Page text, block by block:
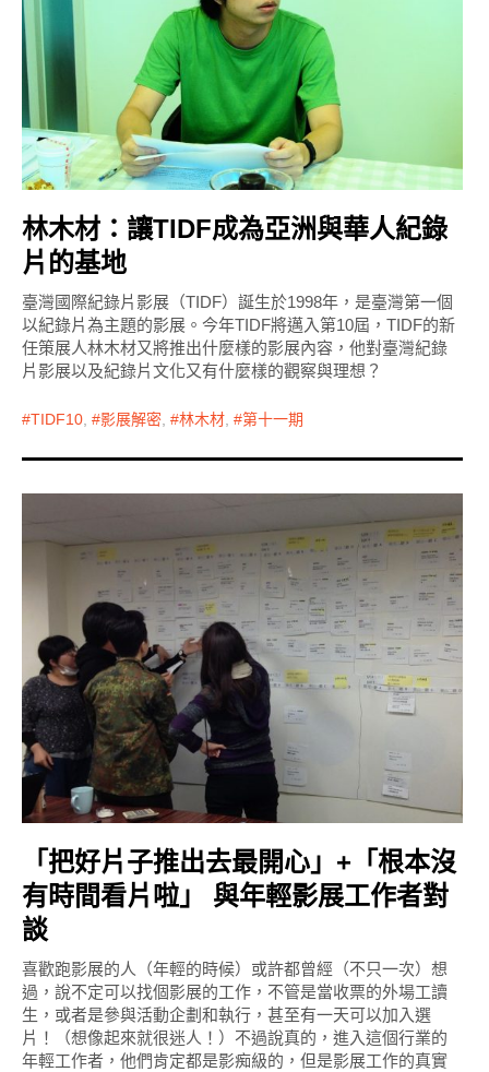
林木材：讓TIDF成為亞洲與華人紀錄
片的基地
臺灣國際紀錄片影展（TIDF）誕生於1998年，是臺灣第一個
以紀錄片為主題的影展。今年TIDF將邁入第10屆，TIDF的新
任策展人林木材又將推出什麼樣的影展內容，他對臺灣紀錄
片影展以及紀錄片文化又有什麼樣的觀察與理想？
TIDF10 , 影展解密 , 林木材 , 第十一期
「把好片子推出去最開心」+「根本沒
有時間看片啦」 與年輕影展工作者對
談
喜歡跑影展的人（年輕的時候）或許都曾經（不只一次）想
過，說不定可以找個影展的工作，不管是當收票的外場工讀
生，或者是參與活動企劃和執行，甚至有一天可以加入選
片！（想像起來就很迷人！）不過說真的，進入這個行業的
年輕工作者，他們肯定都是影痴級的，但是影展工作的真實